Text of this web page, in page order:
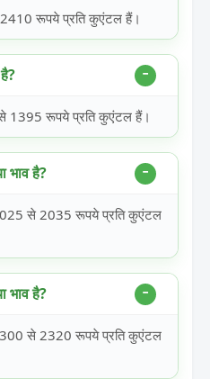
रूपये प्रति कुएंटल हैं।
1395 रूपये प्रति कुएंटल हैं।
भाव है?
से 2035 रूपये प्रति कुएंटल
भाव है?
से 2320 रूपये प्रति कुएंटल